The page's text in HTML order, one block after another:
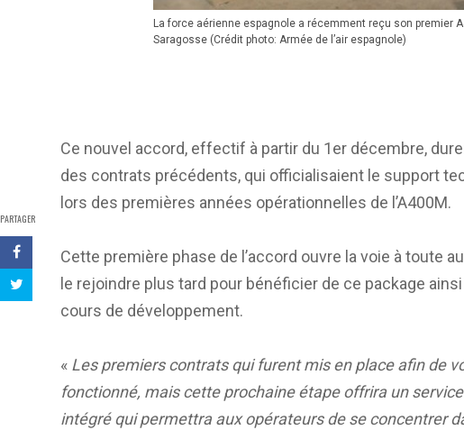
PARTAGER
La force aérienne espagnole a récemment reçu son premier
Saragosse (Crédit photo: Armée de l’air espagnole)
Ce nouvel accord, effectif à partir du 1er décembre,
des contrats précédents, qui officialisaient le support
lors des premières années opérationnelles de l’A400M.
Cette première phase de l’accord ouvre la voie à toute
le rejoindre plus tard pour bénéficier de ce package
cours de développement.
« Les premiers contrats qui furent mis en place afin de
fonctionné, mais cette prochaine étape offrira un
intégré qui permettra aux opérateurs de se concentrer